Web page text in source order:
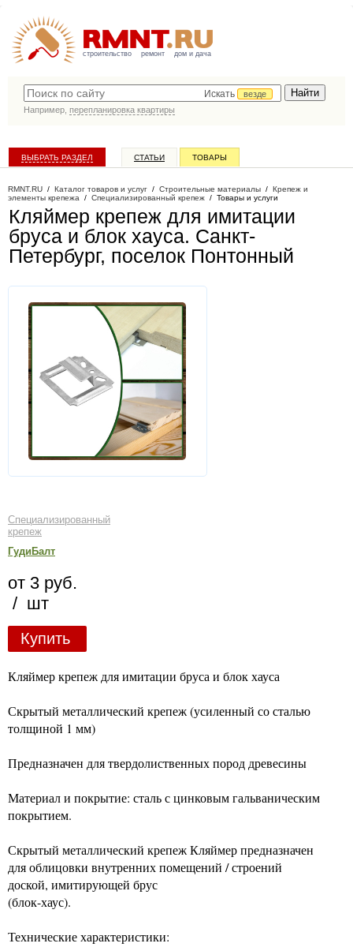
строительство ремонт дом и дача
Искать
везде
Например, перепланировка квартиры
ВЫБРАТЬ РАЗДЕЛ СТАТЬИ ТОВАРЫ
RMNT.RU / Каталог товаров и услуг / Строительные материалы / Крепеж и
элементы крепежа / Специализированный крепеж / Товары и услуги
Кляймер крепеж для имитации
бруса и блок хауса. Санкт-
Петербург, поселок Понтонный
Специализированный
крепеж
ГудиБалт
от 3 руб.
/ шт
Купить
Кляймер крепеж для имитации бруса и блок хауса
Скрытый металлический крепеж (усиленный со сталью
толщиной 1 мм)
Предназначен для твердолиственных пород древесины
Материал и покрытие: сталь с цинковым гальваническим
покрытием.
Скрытый металлический крепеж Кляймер предназначен
для облицовки внутренних помещений / строений
доской, имитирующей брус
(блок-хаус).
Технические характеристики: